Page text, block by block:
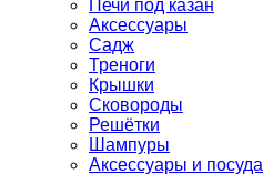
Печи под казан
Аксессуары
Садж
Треноги
Крышки
Сковороды
Решётки
Шампуры
Аксессуары и посуда